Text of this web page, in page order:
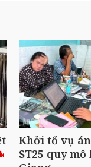
Khởi tố vụ
ST25 quy